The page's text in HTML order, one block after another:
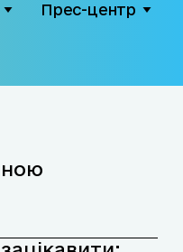
Прес-центр